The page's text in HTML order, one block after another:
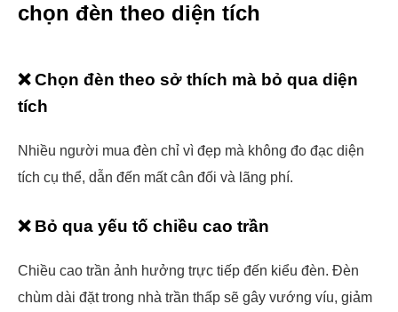
chọn đèn theo diện tích
❌ Chọn đèn theo sở thích mà bỏ qua diện
tích
Nhiều người mua đèn chỉ vì đẹp mà không đo đạc diện
tích cụ thể, dẫn đến mất cân đối và lãng phí.
❌ Bỏ qua yếu tố chiều cao trần
Chiều cao trần ảnh hưởng trực tiếp đến kiểu đèn. Đèn
chùm dài đặt trong nhà trần thấp sẽ gây vướng víu, giảm